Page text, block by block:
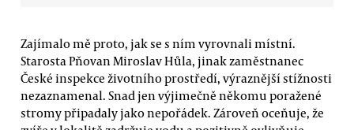
Zajímalo mě proto, jak se s ním vyrovnali místní.
Starosta Pňovan Miroslav Hůla, jinak zaměstnanec
České inspekce životního prostředí, výraznější stížnosti
nezaznamenal. Snad jen výjimečně někomu poražené
stromy připadaly jako nepořádek. Zároveň oceňuje, že